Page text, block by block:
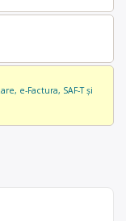
e-Factura, SAF-T și